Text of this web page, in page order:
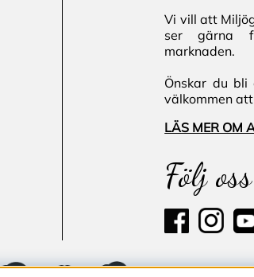
Vi vill att
ser gärna
marknaden.
Önskar du bli
välkommen
LÄS MER OM
Följ oss